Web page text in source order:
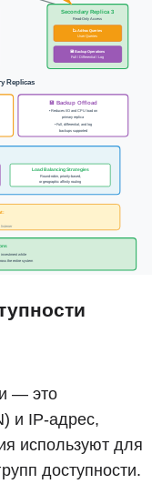
— это
и IP-адрес,
используют для
доступности.